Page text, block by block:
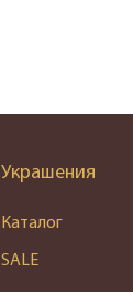
Украшения
Каталог
SALE